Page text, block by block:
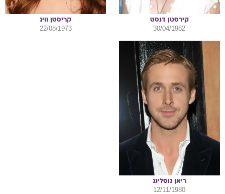
קירסטן דנסט
30/04/1982
קריסטן וויג
22/08/1973
ריאן גוסלינג
12/11/1980